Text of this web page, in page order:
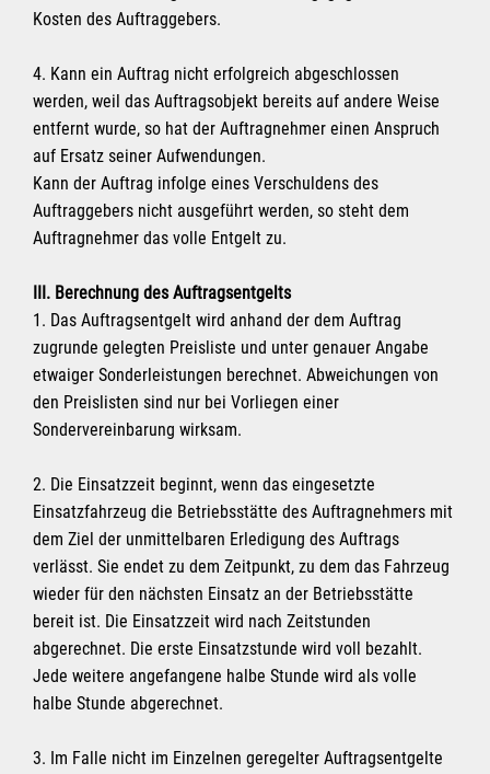
Kosten des Auftraggebers.
4. Kann ein Auftrag nicht erfolgreich abgeschlossen
werden, weil das Auftragsobjekt bereits auf andere Weise
entfernt wurde, so hat der Auftragnehmer einen Anspruch
auf Ersatz seiner Aufwendungen.
Kann der Auftrag infolge eines Verschuldens des
Auftraggebers nicht ausgeführt werden, so steht dem
Auftragnehmer das volle Entgelt zu.
III. Berechnung des Auftragsentgelts
1. Das Auftragsentgelt wird anhand der dem Auftrag
zugrunde gelegten Preisliste und unter genauer Angabe
etwaiger Sonderleistungen berechnet. Abweichungen von
den Preislisten sind nur bei Vorliegen einer
Sondervereinbarung wirksam.
2. Die Einsatzzeit beginnt, wenn das eingesetzte
Einsatzfahrzeug die Betriebsstätte des Auftragnehmers mit
dem Ziel der unmittelbaren Erledigung des Auftrags
verlässt. Sie endet zu dem Zeitpunkt, zu dem das Fahrzeug
wieder für den nächsten Einsatz an der Betriebsstätte
bereit ist. Die Einsatzzeit wird nach Zeitstunden
abgerechnet. Die erste Einsatzstunde wird voll bezahlt.
Jede weitere angefangene halbe Stunde wird als volle
halbe Stunde abgerechnet.
3. Im Falle nicht im Einzelnen geregelter Auftragsentgelte